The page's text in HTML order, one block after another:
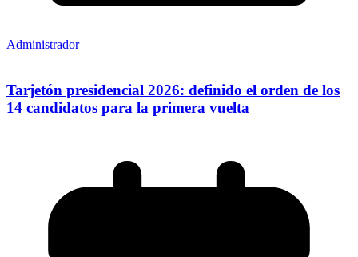
Administrador
Tarjetón presidencial 2026: definido el orden de los
14 candidatos para la primera vuelta